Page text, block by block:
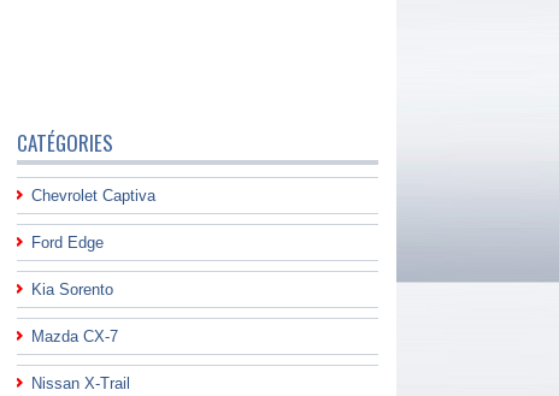
CATÉGORIES
Chevrolet Captiva
Ford Edge
Kia Sorento
Mazda CX-7
Nissan X-Trail